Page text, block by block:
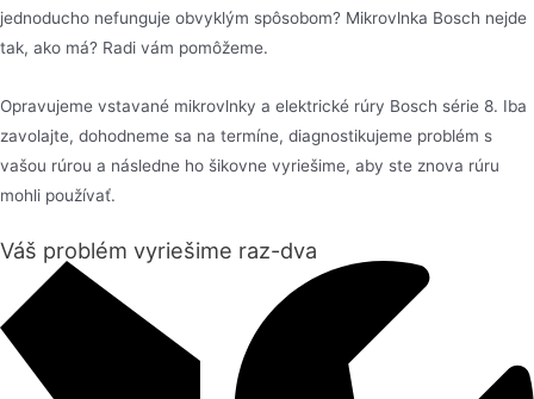
jednoducho nefunguje obvyklým spôsobom? Mikrovlnka Bosch nejde
tak, ako má? Radi vám pomôžeme.
Opravujeme vstavané mikrovlnky a elektrické rúry Bosch série 8. Iba
zavolajte, dohodneme sa na termíne, diagnostikujeme problém s
vašou rúrou a následne ho šikovne vyriešime, aby ste znova rúru
mohli používať.
Váš problém vyriešime raz-dva